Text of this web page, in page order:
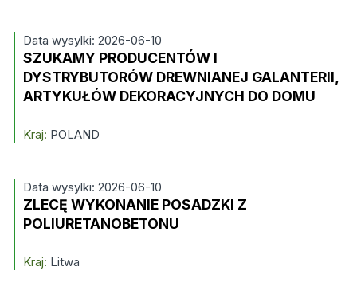
Data wysylki: 2026-06-10
SZUKAMY PRODUCENTÓW I
DYSTRYBUTORÓW DREWNIANEJ GALANTERII,
ARTYKUŁÓW DEKORACYJNYCH DO DOMU
Kraj: POLAND
Data wysylki: 2026-06-10
ZLECĘ WYKONANIE POSADZKI Z
POLIURETANOBETONU
Kraj: Litwa